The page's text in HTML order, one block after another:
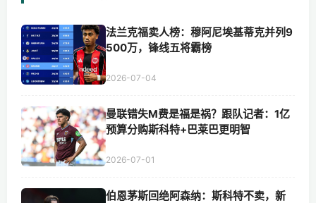
法兰克福卖人榜：穆阿尼埃基蒂克并列9
500万，锋线五将霸榜
2026-07-04
曼联错失M费是福是祸？跟队记者：1亿
预算分购斯科特+巴莱巴更明智
2026-07-01
伯恩茅斯回绝阿森纳：斯科特不卖，新